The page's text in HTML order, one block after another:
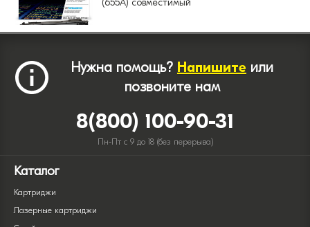
Нужна помощь? Напишите или
позвоните нам
8(800) 100-90-31
Пн-Пт с 9 до 18 (без перерыва)
Каталог
Картриджи
Лазерные картриджи